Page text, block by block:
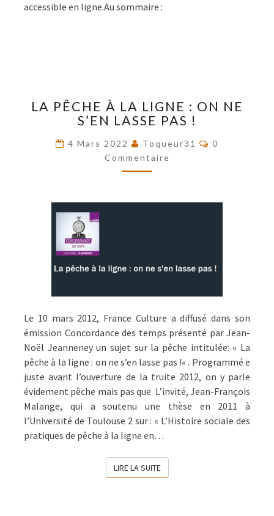
accessible en ligne.Au sommaire :
PÊCHE
À
LIGNE
:
ON
S’EN
LA PÊCHE À LA LIGNE : ON NE
S’EN LASSE PAS !
4 Mars 2022 Toqueur31
0
Commentaire
Le 10 mars 2012, France Culture a diffusé dans son
émission Concordance des temps présenté par Jean-
Noël Jeanneney un sujet sur la pêche intitulée: « La
pêche à la ligne : on ne s’en lasse pas !« . Programmé e
juste avant l’ouverture de la truite 2012, on y parle
évidement pêche mais pas que. L’invité, Jean-François
Malange, qui a soutenu une thèse en 2011 à
l’Université de Toulouse 2 sur : « L’Histoire sociale des
pratiques de pêche à la ligne en…
LIRE LA SUITELIRE LA SUITE